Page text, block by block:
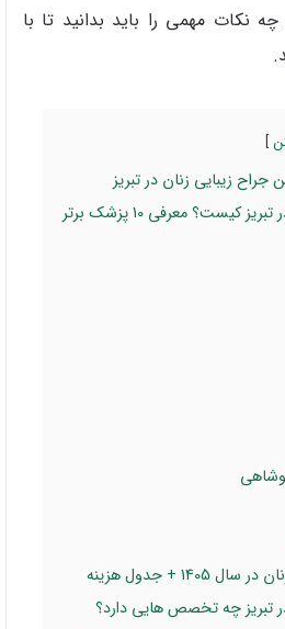
نکات مهمی را باید بدانید تا با
زیبایی زنان در تبریز
کیست؟ معرفی 10 پزشک برتر
+ جدول هزینه
تبریز چه تخصص هایی دارد؟